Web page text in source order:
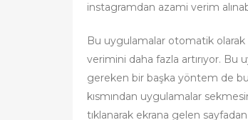
instagramdan azami verim
Bu uygulamalar otomatik olarak
verimini daha fazla artırıyor. Bu
gereken bir başka yöntem de
kısmından uygulamalar
tıklanarak ekrana gelen